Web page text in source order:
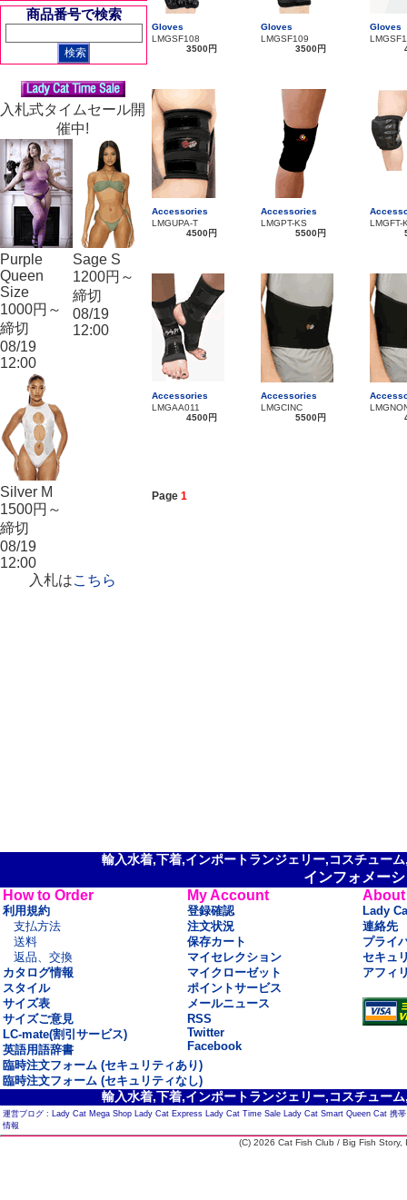
商品番号で検索
入札式タイムセール開
催中!
Purple
Queen
Size
1000円～
締切
08/19
12:00
Sage S
1200円～
締切
08/19
12:00
Silver M
1500円～
締切
08/19
12:00
入札はこちら
Gloves
LMGSF108
3500円
Gloves
LMGSF109
3500円
Gloves
Accessories
LMGUPA-T
4500円
Accessories
LMGPT-KS
5500円
LMGFT-
Accessories
LMGAA011
4500円
Accessories
LMGCINC
5500円
Page 1
輸入水着,下着,インポートランジェリー,コスチュー
インフォメー
How to Order
利用規約
支払方法
送料
返品、交換
カタログ情報
スタイル
サイズ表
サイズご意見
LC-mate(割引サービス)
英語用語辞書
My Account
登録確認
注文状況
保存カート
マイセレクション
マイクローゼット
ポイントサービス
メールニュース
RSS
Twitter
Facebook
About
Lady
連絡先
プライ
セキュ
アフィ
臨時注文フォーム (セキュリティあり)
臨時注文フォーム (セキュリティなし)
輸入水着,下着,インポートランジェリー,コスチュー
運営ブログ : Lady Cat Mega Shop Lady Cat Express Lady Cat Time Sale Lady Cat Smart Queen Cat 携
情報
(C) 2026 Cat Fish Club / Big Fish Story,